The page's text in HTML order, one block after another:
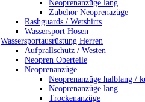
Neoprenanzüge lang
Zubehör Neoprenazüge
Rashguards / Wetshirts
Wassersport Hosen
Wassersportausrüstung Herren
Aufprallschutz / Westen
Neopren Oberteile
Neoprenanzüge
Neoprenanzüge halblang /
Neoprenanzüge lang
Trockenanzüge